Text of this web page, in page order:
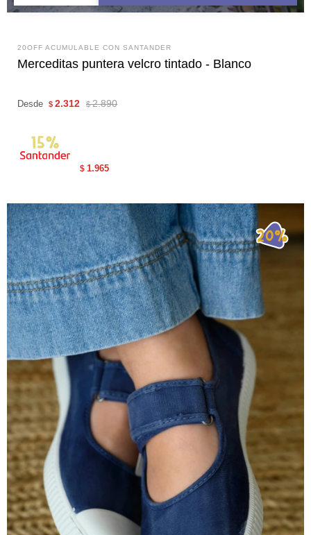
20OFF ACUMULABLE CON SANTANDER
Merceditas puntera velcro tintado - Blanco
Desde $ 2.312 $ 2.890
$ 1.965